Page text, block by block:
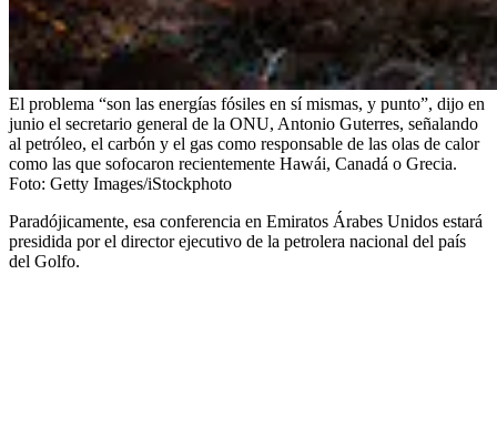
El problema “son las energías fósiles en sí mismas, y punto”, dijo en
junio el secretario general de la ONU, Antonio Guterres, señalando
al petróleo, el carbón y el gas como responsable de las olas de calor
como las que sofocaron recientemente Hawái, Canadá o Grecia.
Foto: Getty Images/iStockphoto
Paradójicamente, esa conferencia en Emiratos Árabes Unidos estará
presidida por el director ejecutivo de la petrolera nacional del país
del Golfo.